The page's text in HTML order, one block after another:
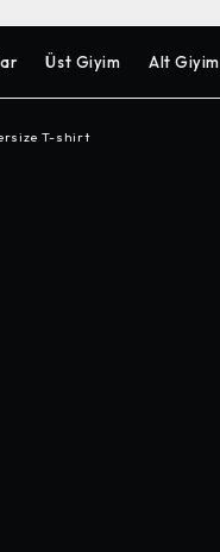
Üst Giyim Alt Giyim
T-shirt